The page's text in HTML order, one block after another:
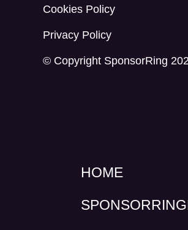
Cookies Policy
Privacy Policy
© Copyright SponsorRing
HOME